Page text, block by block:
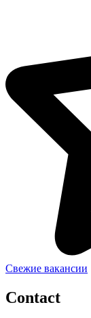
Свежие вакансии
Contact